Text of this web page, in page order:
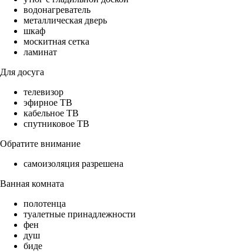
водонагреватель
металлическая дверь
шкаф
москитная сетка
ламинат
Для досуга
телевизор
эфирное ТВ
кабельное ТВ
спутниковое ТВ
Обратите внимание
самоизоляция разрешена
Ванная комната
полотенца
туалетные принадлежности
фен
душ
биде